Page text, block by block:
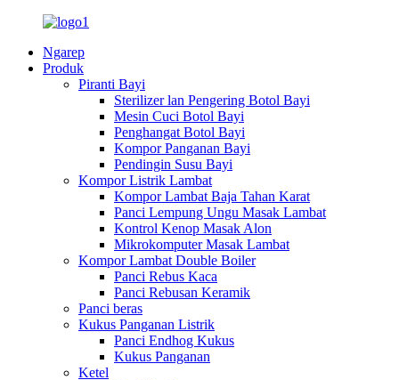
Ngarep
Produk
Piranti Bayi
Sterilizer lan Pengering Botol Bayi
Mesin Cuci Botol Bayi
Penghangat Botol Bayi
Kompor Panganan Bayi
Pendingin Susu Bayi
Kompor Listrik Lambat
Kompor Lambat Baja Tahan Karat
Panci Lempung Ungu Masak Lambat
Kontrol Kenop Masak Alon
Mikrokomputer Masak Lambat
Kompor Lambat Double Boiler
Panci Rebus Kaca
Panci Rebusan Keramik
Panci beras
Kukus Panganan Listrik
Panci Endhog Kukus
Kukus Panganan
Ketel